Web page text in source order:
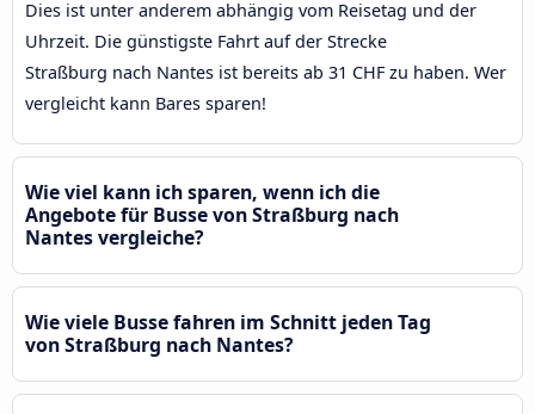
Dies ist unter anderem abhängig vom Reisetag und der
Uhrzeit. Die günstigste Fahrt auf der Strecke
Straßburg nach Nantes ist bereits ab 31 CHF zu haben. Wer
vergleicht kann Bares sparen!
Wie viel kann ich sparen, wenn ich die
Angebote für Busse von Straßburg nach
Nantes vergleiche?
Wie viele Busse fahren im Schnitt jeden Tag
von Straßburg nach Nantes?